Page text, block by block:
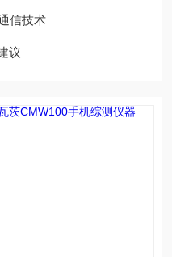
信技术
议